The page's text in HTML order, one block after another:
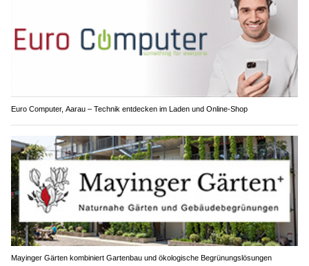
Euro Computer, Aarau – Technik entdecken im Laden und Online-Shop
Mayinger Gärten kombiniert Gartenbau und ökologische Begrünungslösungen